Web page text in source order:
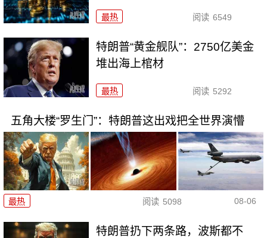
最热 阅读 6549
特朗普“黄金舰队”：2750亿美金
堆出海上棺材
最热 阅读 5292
五角大楼“罗生门”：特朗普这出戏把全世界演懵
最热 阅读 5098 08-06
特朗普扔下两条路，波斯都不